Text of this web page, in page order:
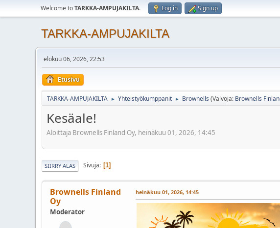
Welcome toTARKKA-AMPUJAKILTA. Log in Sign up
TARKKA-AMPUJAKILTA
elokuu 06, 2026, 22:53
Etusivu
TARKKA-AMPUJAKILTA ► Yhteistyökumppanit ► Brownells (Valvoja: Brownells
Kesäale!
Aloittaja Brownells Finland Oy, heinäkuu 01, 2026, 14:45
SIIRRY ALAS Sivuja 1
Brownells Finland
Oy
Moderator
heinäkuu 01, 2026, 14:45